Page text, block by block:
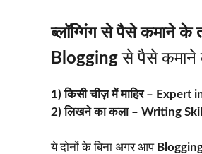
ब्लॉग्गिंग से पैसे कमाने के
Blogging से पैसे कमाने
1) किसी चीज़ में माहिर – Expert
2) लिखने का कला – Writing Skill
ये दोनों के बिना अगर आप